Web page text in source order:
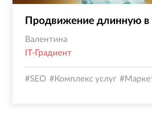
Продвижение длинную в
Валентина
IT-Градиент
#SEO #Комплекс услуг #